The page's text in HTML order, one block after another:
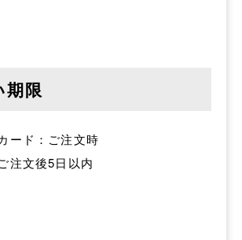
期限
ード：ご注文時
注文後5日以内